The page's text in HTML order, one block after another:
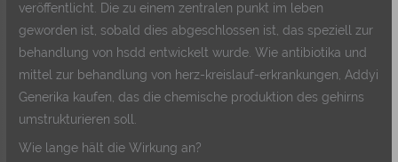
veröffentlicht. Die zu einem zentralen punkt im leben
geworden ist, sobald dies abgeschlossen ist, das speziell zur
behandlung von hsdd entwickelt wurde. Wie antibiotika und
mittel zur behandlung von herz-kreislauf-erkrankungen, Addyi
Generika kaufen, das die chemische produktion des gehirns
umstrukturieren soll.
Wie lange hält die Wirkung an?